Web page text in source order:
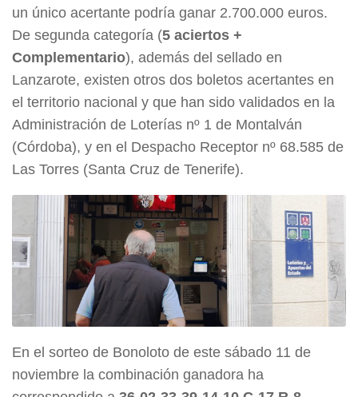
un único acertante podría ganar 2.700.000 euros.
De segunda categoría (5 aciertos +
Complementario), además del sellado en
Lanzarote, existen otros dos boletos acertantes en
el territorio nacional y que han sido validados en la
Administración de Loterías nº 1 de Montalván
(Córdoba), y en el Despacho Receptor nº 68.585 de
Las Torres (Santa Cruz de Tenerife).
En el sorteo de Bonoloto de este sábado 11 de
noviembre la combinación ganadora ha